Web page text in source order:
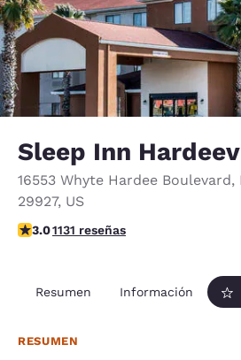
Sleep Inn
16553 Whyte Hardee Boulevard,
29927, US
Calificación de 3.03 estrellas. Razonable.
3.01131 reseñas
Resumen Información
RESUMEN